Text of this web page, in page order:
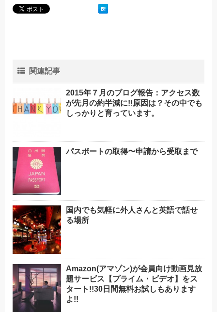
関連記事
2015年７月のブログ報告：アクセス数
が先月の約半減に!!原因は？その中でも
しっかりと育っています。
パスポートの取得〜申請から受取まで
国内でも気軽に外人さんと英語で話せ
る場所
Amazon(アマゾン)が会員向け動画見放
題サービス【プライム・ビデオ】をス
タート!!30日間無料お試しもあります
よ!!